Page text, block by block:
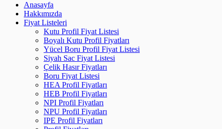
Anasayfa
Hakkımızda
Fiyat Listeleri
Kutu Profil Fiyat Listesi
Boyalı Kutu Profil Fiyatları
Yücel Boru Profil Fiyat Listesi
Siyah Sac Fiyat Listesi
Çelik Hasır Fiyatları
Boru Fiyat Listesi
HEA Profil Fiyatları
HEB Profil Fiyatları
NPI Profil Fiyatları
NPU Profil Fiyatları
IPE Profil Fiyatları